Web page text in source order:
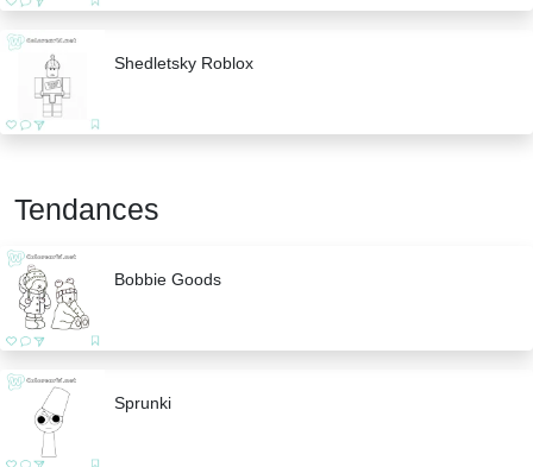
Shedletsky Roblox
Tendances
Bobbie Goods
Sprunki